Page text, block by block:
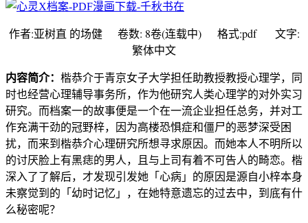
作者:亚树直 的场健 卷数: 8卷(连载中) 格式:pdf 文字:
繁体中文
内容简介： 楷恭介于青京女子大学担任助教授教授心理学，同
时也经营心理辅导事务所，作为他研究人类心理学的对外实习
研究。而档案一的故事便是一个在一流企业担任总务，并对工
作充满干劲的冠野梓，因为高楼恐惧症和僵尸的恶梦深受困
扰，而来到楷恭介心理研究所想寻求原因。而她本人不明所以
的讨厌脸上有黑痣的男人，且与上司有着不可告人的畸恋。楷
深入了了解后，才发现引发她「心病」的原因是源自小梓本身
未察觉到的「幼时记忆」，在她特意遗忘的过去中，到底有什
么秘密呢？